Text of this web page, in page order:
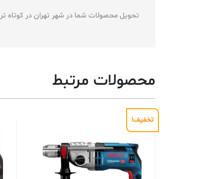
تحویل محصولات شما در شهر تهران در کوتاه ترین زمان بین 1تا2 ساعت و
محصولات مرتبط
تخفیف!